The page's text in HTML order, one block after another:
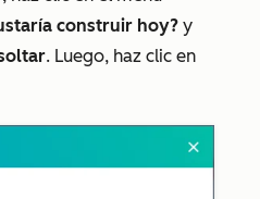
construir hoy? y
. Luego, haz clic en